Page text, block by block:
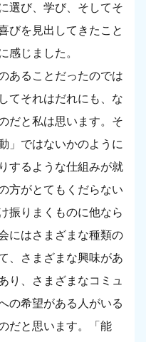
選び、学び、そしてそ
びを見出してきたこと
感じました。
あることだったのでは
てそれはだれにも、な
だと私は思います。そ
」ではないかのように
するような仕組みが就
方がとてもくだらない
振りまくものに他なら
にはさまざまな種類の
、さまざまな興味があ
り、さまざまなコミュ
の希望がある人がいる
だと思います。「能